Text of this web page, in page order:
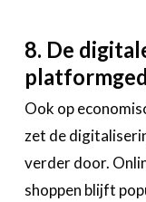
8. De
Ook op
zet de
verder door.
shoppen blijft